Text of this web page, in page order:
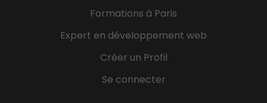
Formations à Paris
Expert en développement web
Créer un Profil
Se connecter